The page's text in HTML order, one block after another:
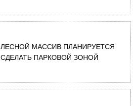
ЛЕСНОЙ МАССИВ ПЛАНИРУЕТСЯ
СДЕЛАТЬ ПАРКОВОЙ ЗОНОЙ